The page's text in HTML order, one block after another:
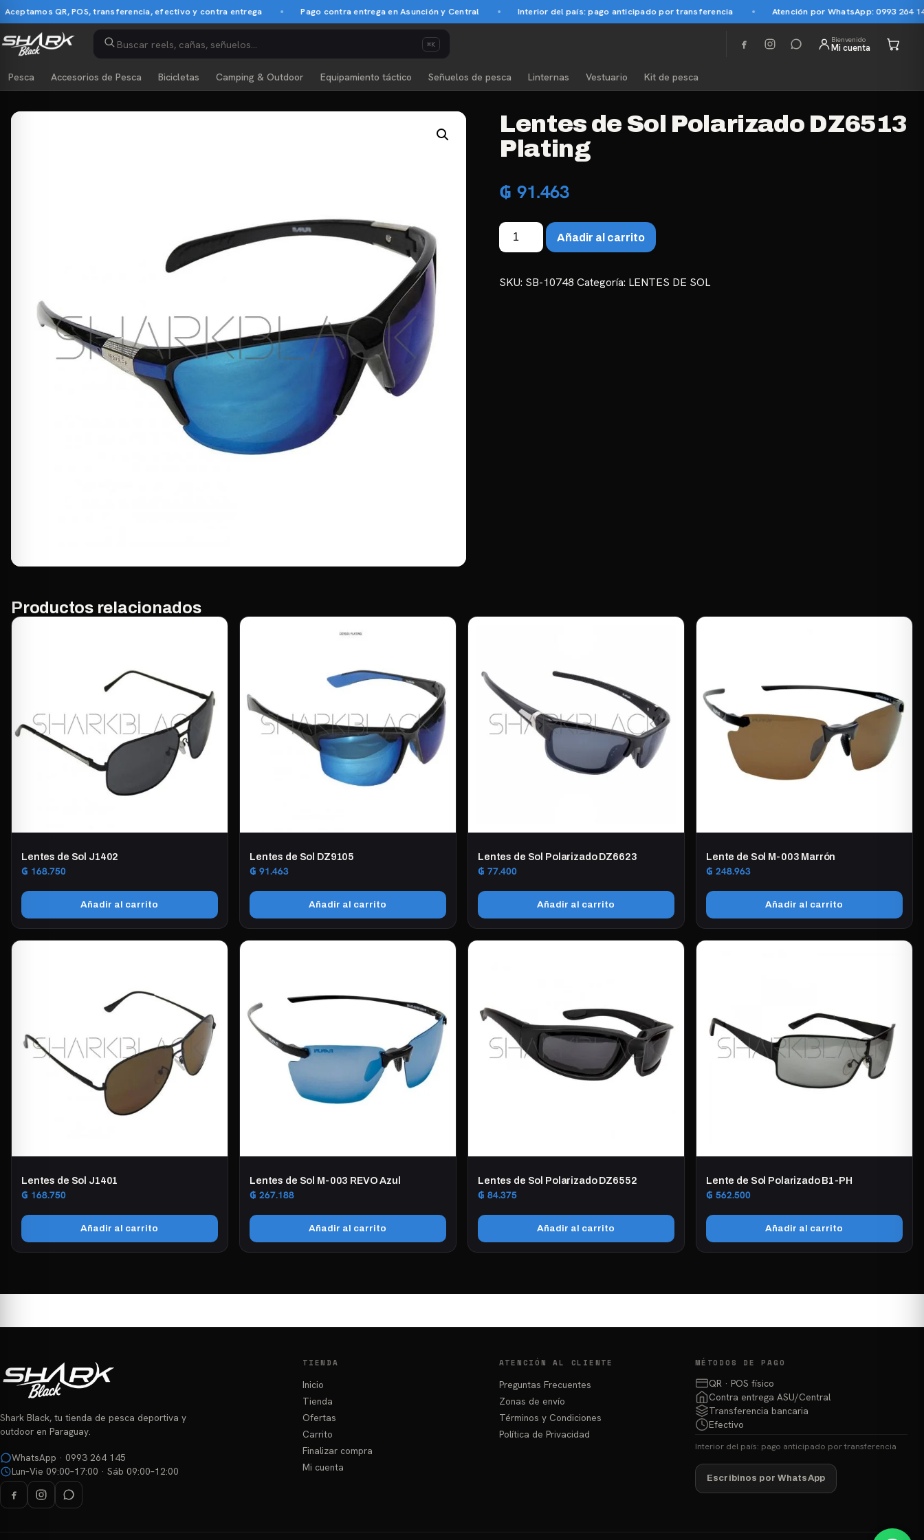
QR, POS, transferencia, efectivo y contra entrega Pago contra entrega en Asunción y Central Interior del país: pago anticipado por transferencia Atención por WhatsApp: 0993 264 145
⌘K Bienvenido
Mi cuenta
Pesca Accesorios de Pesca Bicicletas Camping & Outdoor Equipamiento táctico Señuelos de pesca Linternas Vestuario Kit de pesca
Lentes de Sol Polarizado DZ6513
Plating
₲ 91.463
Lentes
de
Polarizado
Añadir al carrito
SKU: SB-10748 Categoría: LENTES DE SOL
Productos relacionados
Lentes de Sol J1402
₲ 168.750
Añadir al carrito
Lentes de Sol DZ9105
₲ 91.463
Añadir al carrito
Lentes de Sol Polarizado DZ6623
₲ 77.400
Añadir al carrito
Lente de Sol M-003 Marrón
₲ 248.963
Añadir al carrito
Lentes de Sol J1401
₲ 168.750
Añadir al carrito
Lentes de Sol M-003 REVO Azul
₲ 267.188
Añadir al carrito
Lentes de Sol Polarizado DZ6552
₲ 84.375
Añadir al carrito
Lente de Sol Polarizado B1-PH
₲ 562.500
Añadir al carrito
Shark Black, tu tienda de pesca deportiva y
outdoor en Paraguay.
WhatsApp · 0993 264 145
Lun–Vie 09:00–17:00 · Sáb 09:00–12:00
TIENDA
Inicio
Tienda
Ofertas
Carrito
Finalizar compra
Mi cuenta
ATENCIÓN AL CLIENTE
Preguntas Frecuentes
Zonas de envío
Términos y Condiciones
Política de Privacidad
MÉTODOS DE PAGO
QR · POS físico
Contra entrega ASU/Central
Transferencia bancaria
Efectivo
Interior del país: pago anticipado por transferencia
Escribinos por WhatsApp